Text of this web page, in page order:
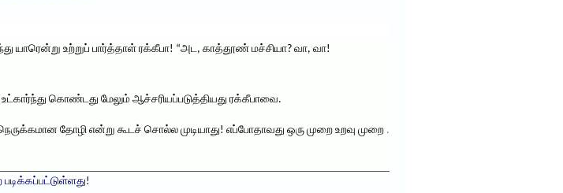
உற்றுப் பார்த்தாள் ரக்கீபா! “அட, காத்தூண் மச்சியா? வா, வா!
உட்கார்ந்து கொண்டது மேலும் ஆச்சரியப்படுத்தியது ரக்கீபாவை.
தோழி என்று கூடச் சொல்ல முடியாது! எப்போதாவது ஒரு முறை உறவு முறை .
படிக்கப்பட்டுள்ளது!